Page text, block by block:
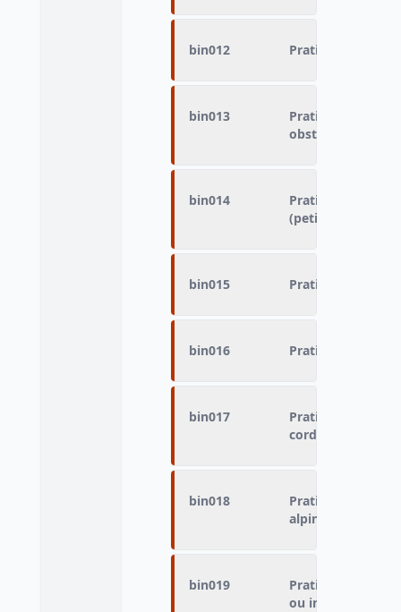
bin012 Pratique du
bin013
Pratique du sport
obstacles
bin014
Pratique du sport
(petite ou
bin015 Pratique du
bin016 Pratique du
bin017
Pratique du
corde, en
bin018
Pratique du
alpinisme)
bin019
Pratique du sport
ou indoor)